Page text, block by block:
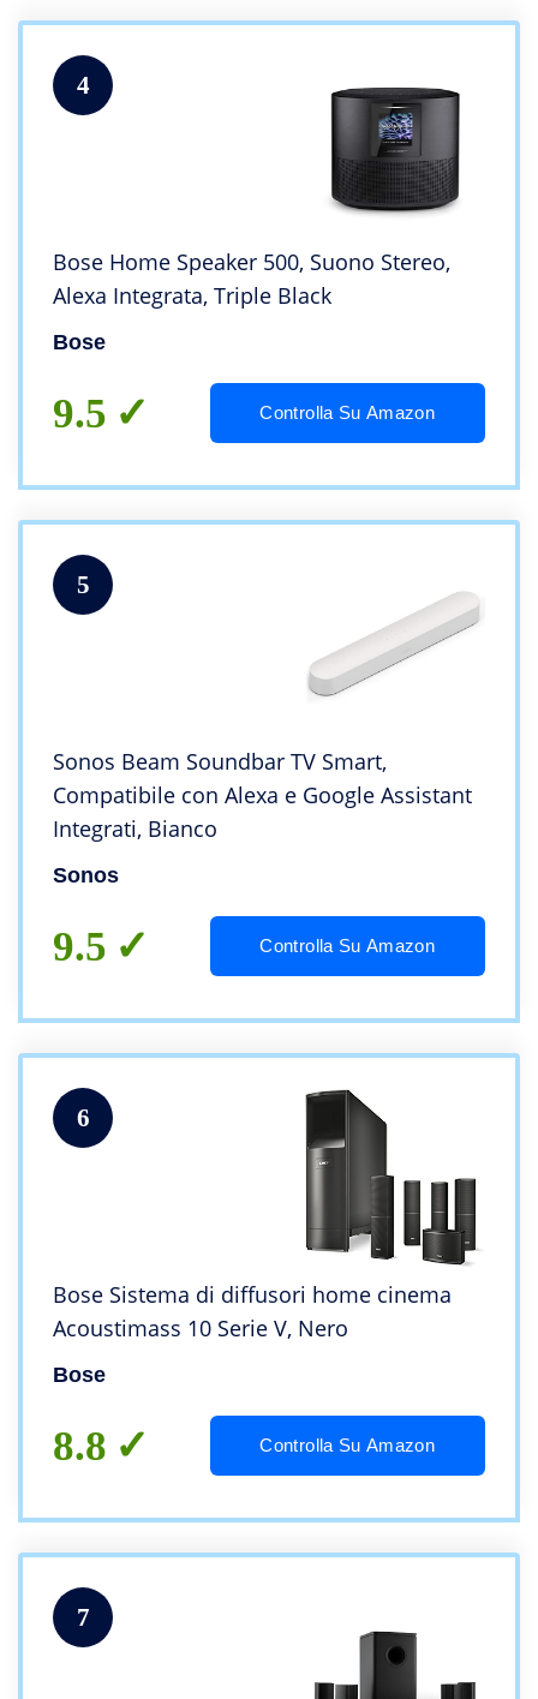
4
Bose Home Speaker 500, Suono Stereo,
Alexa Integrata, Triple Black
Bose
9.5 Controlla Su Amazon
5
Sonos Beam Soundbar TV Smart,
Compatibile con Alexa e Google Assistant
Integrati, Bianco
Sonos
9.5 Controlla Su Amazon
6
Bose Sistema di diffusori home cinema
Acoustimass 10 Serie V, Nero
Bose
8.8 Controlla Su Amazon
7